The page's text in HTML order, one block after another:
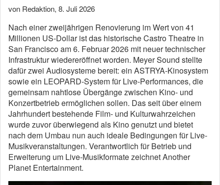
von Redaktion, 8. Juli 2026
Nach einer zweijährigen Renovierung im Wert von 41
Millionen US-Dollar ist das historische Castro Theatre in
San Francisco am 6. Februar 2026 mit neuer technischer
Infrastruktur wiedereröffnet worden. Meyer Sound stellte
dafür zwei Audiosysteme bereit: ein ASTRYA-Kinosystem
sowie ein LEOPARD-System für Live-Performances, die
gemeinsam nahtlose Übergänge zwischen Kino- und
Konzertbetrieb ermöglichen sollen. Das seit über einem
Jahrhundert bestehende Film- und Kulturwahrzeichen
wurde zuvor überwiegend als Kino genutzt und bietet
nach dem Umbau nun auch ideale Bedingungen für Live-
Musikveranstaltungen. Verantwortlich für Betrieb und
Erweiterung um Live-Musikformate zeichnet Another
Planet Entertainment.